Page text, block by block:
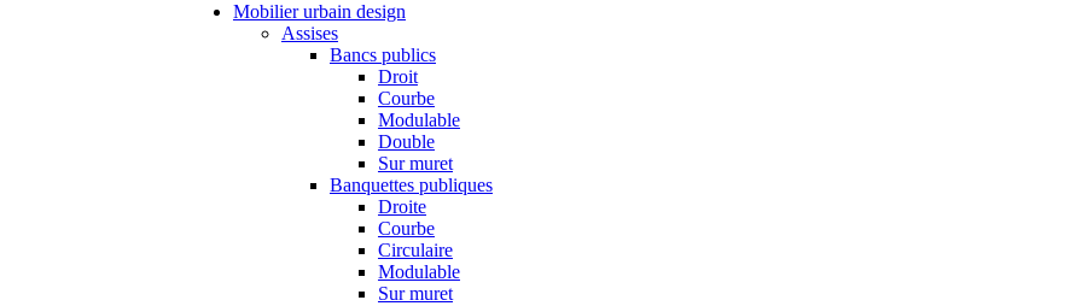
Mobilier urbain design
Assises
Bancs publics
Droit
Courbe
Modulable
Double
Sur muret
Banquettes publiques
Droite
Courbe
Circulaire
Modulable
Sur muret